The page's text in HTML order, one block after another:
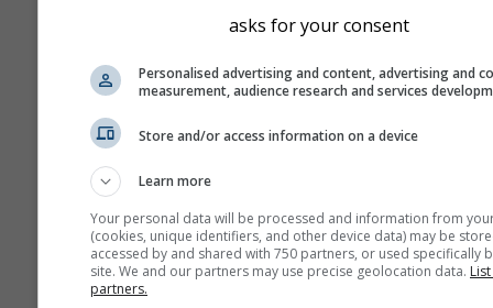
asks for your consent
Personalised advertising and content, advertising and
measurement, audience research and services
Store and/or access information on a device
Learn more
Your personal data will be processed and information from
(cookies, unique identifiers, and other device data) may be
accessed by and shared with 750 partners, or used specifically
site. We and our partners may use precise geolocation data.
partners.